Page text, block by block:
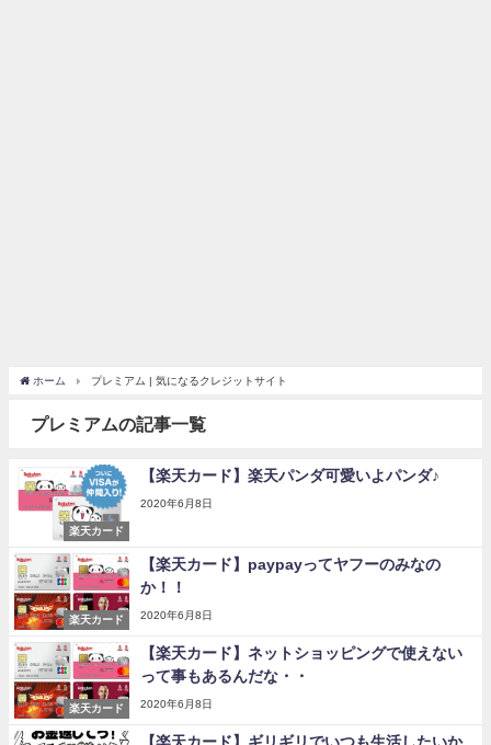
ホーム プレミアム | 気になるクレジットサイト
プレミアムの記事一覧
楽天カード
【楽天カード】楽天パンダ可愛いよパンダ♪
2020年6月8日
楽天カード
【楽天カード】paypayってヤフーのみなの
か！！
2020年6月8日
楽天カード
【楽天カード】ネットショッピングで使えない
って事もあるんだな・・
2020年6月8日
【楽天カード】ギリギリでいつも生活したいか